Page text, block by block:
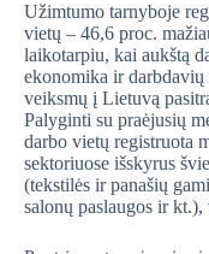
Užimtumo tarnyboje
vietų – 46,6 proc.
laikotarpiu, kai aukštą
ekonomika ir
veiksmų į Lietuvą
Palyginti su praėjusių
darbo vietų registruota
sektoriuose išskyrus
(tekstilės ir panašių
salonų paslaugos ir